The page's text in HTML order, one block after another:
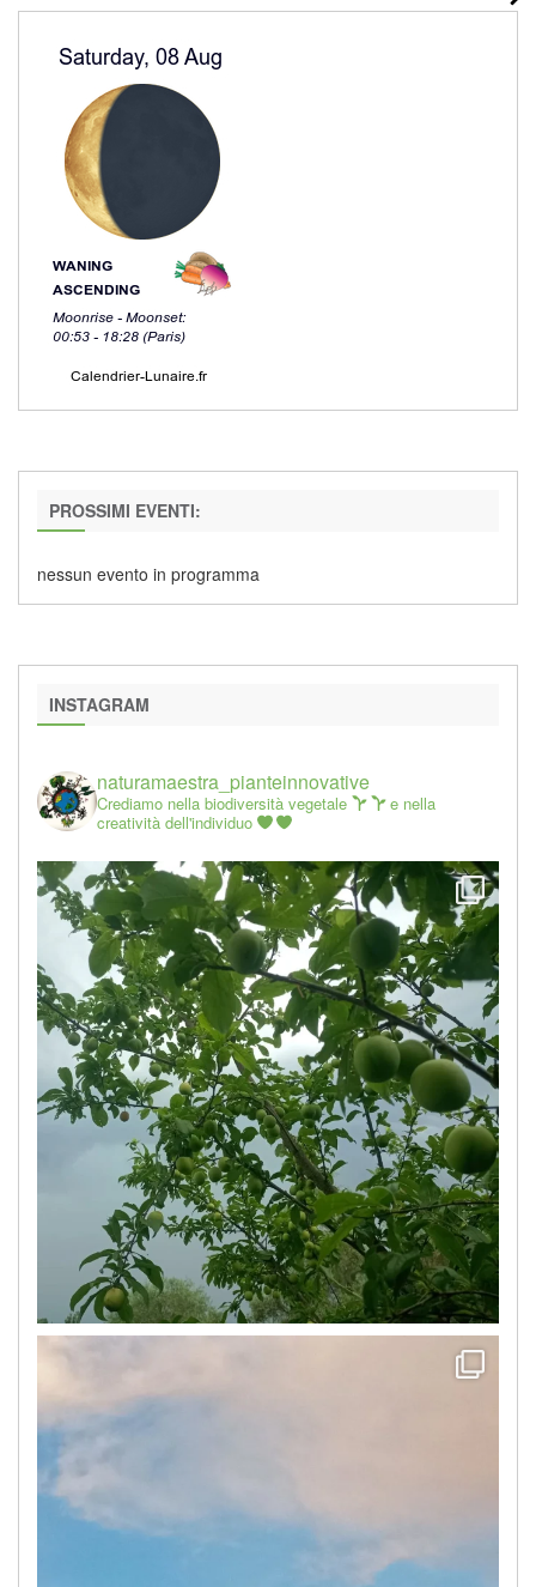
PROSSIMI EVENTI:
nessun evento in programma
INSTAGRAM
naturamaestra_pianteinnovative
Crediamo nella biodiversità vegetale
e nella
creatività dell'individuo